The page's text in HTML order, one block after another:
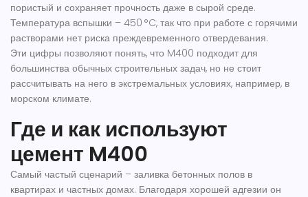
пористый и сохраняет прочность даже в сырой среде.
Температура вспышки – 450 °C, так что при работе с горячими
растворами нет риска преждевременного отвердевания.
Эти цифры позволяют понять, что M400 подходит для
большинства обычных строительных задач, но не стоит
рассчитывать на него в экстремальных условиях, например, в
морском климате.
Где и как используют
цемент M400
Самый частый сценарий – заливка бетонных полов в
квартирах и частных домах. Благодаря хорошей адгезии он